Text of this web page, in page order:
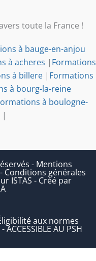
toute la France !
à bauge-en-anjou
à acheres | Formations
à billere| Formations
à bourg-la-reine
à boulogne-
|
- Mentions
Conditions générales
ISTAS - Créé par
aux normes
AU PSH